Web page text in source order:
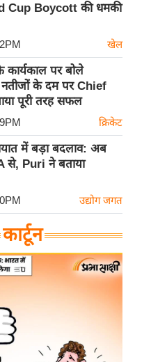
Cup Boycott की धमकी
खेल
पर बोले
के दम पर Chief
पूरी तरह सफल
क्रिकेट
में बड़ा बदलाव: अब
से, Puri ने बताया
उद्योग जगत
कार्टून